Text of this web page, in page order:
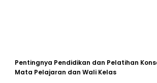
Pentingnya Pendidikan dan Pelatihan
Mata Pelajaran dan Wali Kelas